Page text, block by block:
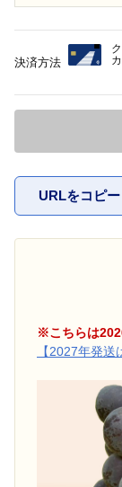
URLをコピー
※こちらは
【2027年発送
決済方法